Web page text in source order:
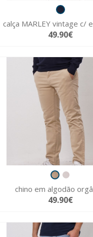
calça MARLEY vintage c/
49.90€
chino em algodão
49.90€